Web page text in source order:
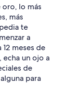
lo más
más
te
a
meses de
un ojo a
de
para